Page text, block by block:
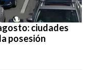
ciudades
posesión